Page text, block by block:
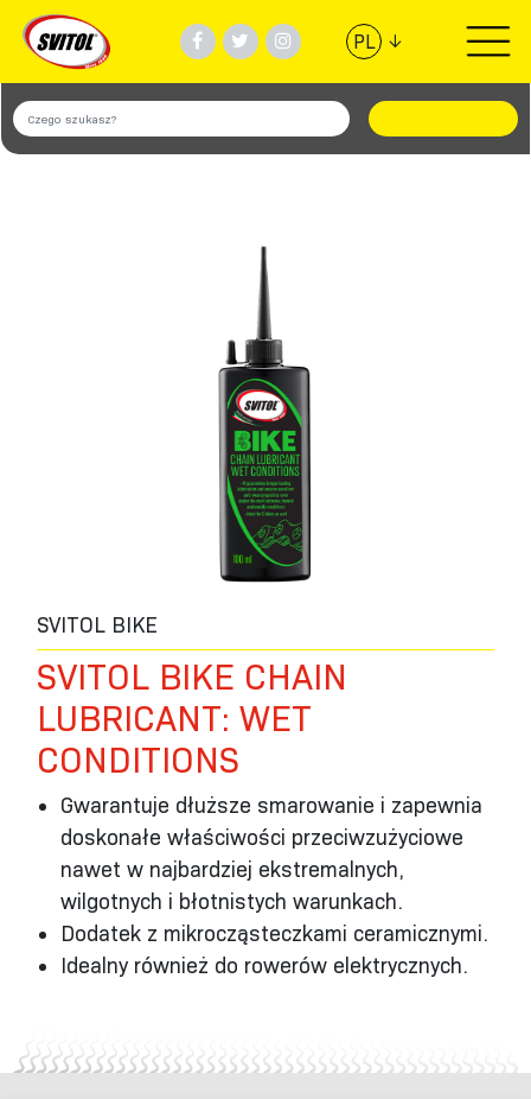
PL ↓
PRODUKTY
SVITOL BIKE
SVITOL BIKE CHAIN
LUBRICANT: WET
CONDITIONS
Gwarantuje dłuższe smarowanie i zapewnia
doskonałe właściwości przeciwzużyciowe
nawet w najbardziej ekstremalnych,
wilgotnych i błotnistych warunkach.
Dodatek z mikrocząsteczkami ceramicznymi.
Idealny również do rowerów elektrycznych.